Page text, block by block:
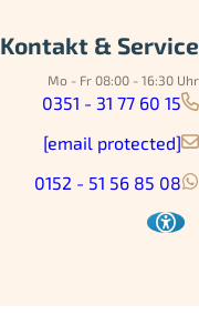
Kontakt & Service
Mo - Fr 08:00 - 16:30 Uhr
0351 - 31 77 60 15
[email protected]
0152 - 51 56 85 08